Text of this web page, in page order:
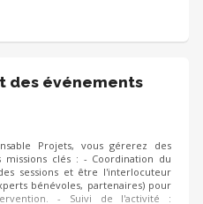
des événements
Projets, vous gérerez des
clés : - Coordination du
sessions et être l'interlocuteur
bénévoles, partenaires) pour
- Suivi de l'activité :